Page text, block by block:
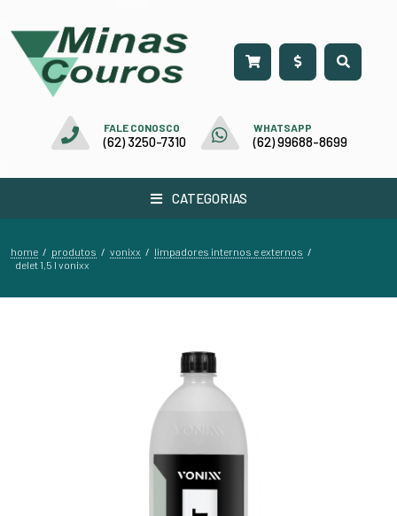
FALE CONOSCO
(62) 3250-7310
WHATSAPP
(62) 99688-8699
CATEGORIAS
home / produtos / vonixx / limpadores internos e externos /
delet 1,5 l vonixx